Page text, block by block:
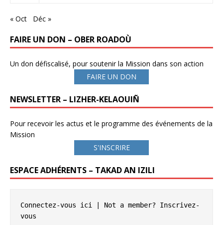
« Oct Déc »
FAIRE UN DON – OBER ROADOÙ
Un don défiscalisé, pour soutenir la Mission dans son action
FAIRE UN DON
NEWSLETTER – LIZHER-KELAOUIÑ
Pour recevoir les actus et le programme des événements de la
Mission
S'INSCRIRE
ESPACE ADHÉRENTS – TAKAD AN IZILI
Connectez-vous ici | Not a member? Inscrivez-
vous